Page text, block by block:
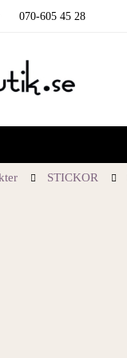
070-605 45 28
STICKOR